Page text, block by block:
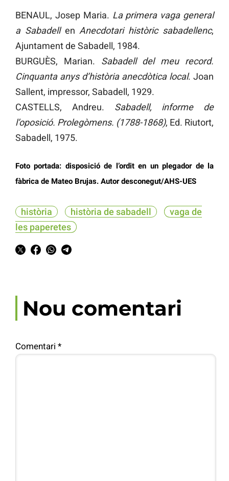
BENAUL, Josep Maria. La primera vaga general
a Sabadellen Anecdotari històric sabadellenc,
Ajuntament de Sabadell, 1984.
BURGUÈS, Marian. Sabadell del meu record.
Cinquanta anys d’història anecdòtica local. Joan
Sallent, impressor, Sabadell, 1929.
CASTELLS, Andreu. Sabadell, informe de
l’oposició. Prolegòmens. (1788-1868), Ed. Riutort,
Sabadell, 1975.
Foto portada: disposició de l’ordit en un plegador de la
fàbrica de Mateo Brujas. Autor desconegut/AHS-UES
història història de sabadell
vaga de
les paperetes
Nou comentari
Comentari *